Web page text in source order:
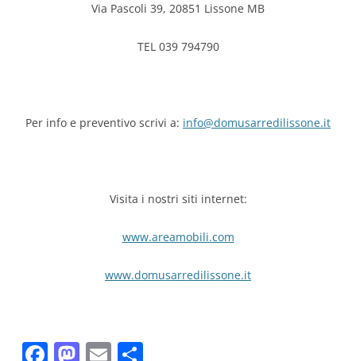
Via Pascoli 39, 20851 Lissone MB
TEL 039 794790
Per info e preventivo scrivi a: info@domusarredilissone.it
Visita i nostri siti internet:
www.areamobili.com
www.domusarredilissone.it